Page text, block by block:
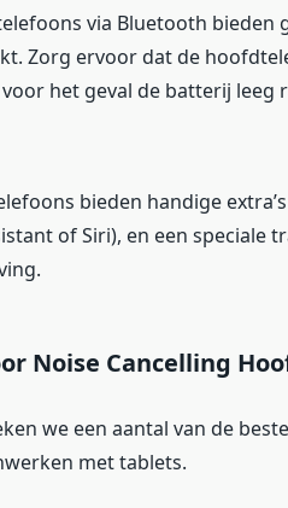
via Bluetooth bieden
Zorg ervoor dat de
het geval de batterij leeg
bieden handige
of Siri), en een
Noise Cancelling
we een aantal van de
met tablets.